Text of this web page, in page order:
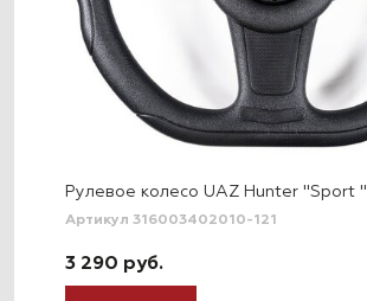
Рулевое колесо UAZ Hunter "Sport "
Артикул 316003402010-121
3 290 руб.